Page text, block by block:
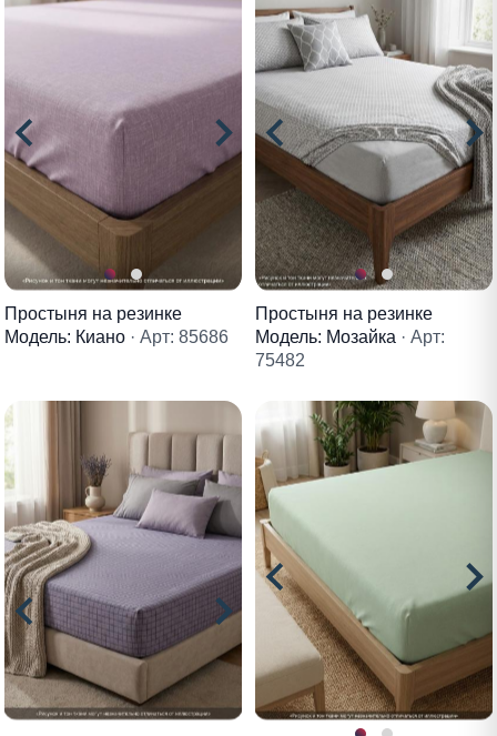
Простыня на резинке
Модель: Киано · Арт: 85686
Простыня на резинке
Модель: Мозайка · Арт:
75482